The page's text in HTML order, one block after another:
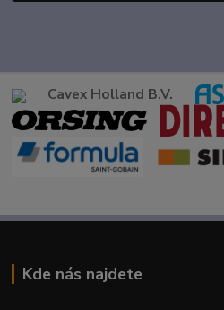
Cavex Holland B.V.
Kde nás najdete